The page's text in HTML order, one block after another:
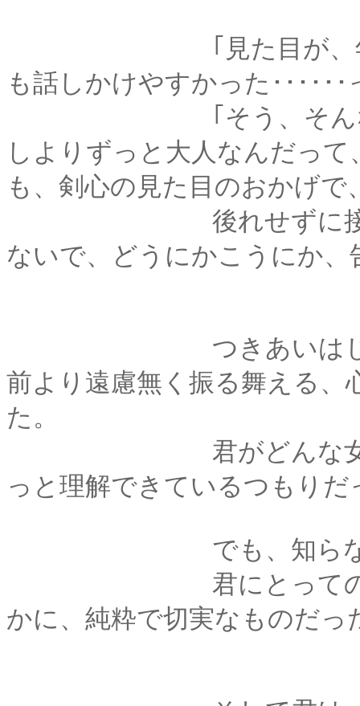
｢見た目が、年齢が
も話しかけやすかった･････
｢そう、そんな感じ
しよりずっと大人なんだっ
も、剣心の見た目のおかげで
後れせずに接するこ
ないで、どうにかこうにか
つきあいはじめて一
前より遠慮無く振る舞える
た。
君がどんな女の子な
っと理解できているつもりだ
でも、知らなか
君にとっての年齢差
かに、純粋で切実なものだっ